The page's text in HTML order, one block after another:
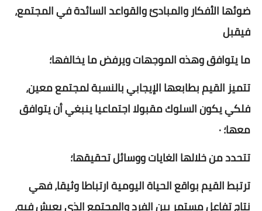
ضوئها الأفكار والمبادئ والقواعد السائدة في المجتمع،
فيقبل
ما يتوافق وهذه الموجهات ويرفض ما يخالفها؛
تتميز القيم بطابعها الإيجابي بالنسبة لمجتمع معين،
فلكي يكون السلوك مقبولا اجتماعيا ينبغي أن يتوافق
معها؛ ·
تتحدد من خلالها الغايات ووسائل تحقيقها؛
ترتبط القيم بواقع الحياة اليومية ارتباطا وثيقا، فهي
نتاج تفاعل مستمر بين الفرد والمجتمع الذي يعيش فيه،